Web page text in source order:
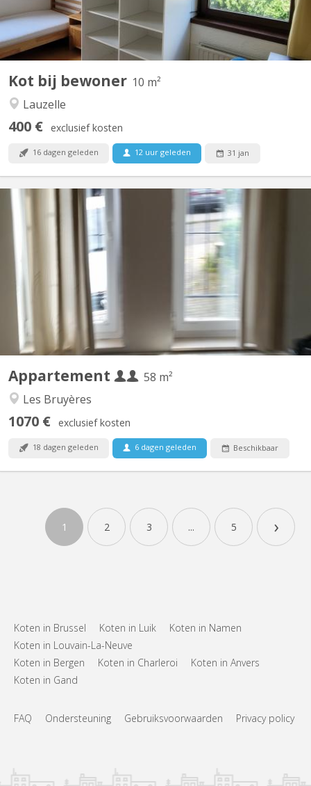
Kot bij bewoner 10 m²
Lauzelle
400 € exclusief kosten
16 dagen geleden 12 uur geleden 31 jan
Appartement
58 m²
Les Bruyères
1070 € exclusief kosten
18 dagen geleden 6 dagen geleden Beschikbaar
Appartement tout confort aux Bruyères composé de : - Grande
chambre séparée et une autre pièce/bureau ou ch. avec meubles
à disposition. - Salon et Sam meublés, - WC séparé avec lave-
mains, tablette et miroir - Cuisine équipée avec grand four
électrique, 4 taques électrique Indiction, frigo,...
1 2 3 ... 5 ›
Koten in Brussel Koten in Luik
Koten in Namen
Koten in Louvain-La-Neuve
Koten in Bergen
Koten in Charleroi
Koten in Anvers
Koten in Gand
FAQ Ondersteuning Gebruiksvoorwaarden Privacy policy